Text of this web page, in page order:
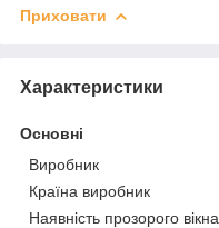
Приховати
Характеристики
Основні
Виробник
Країна виробник
Наявність прозорого вікна